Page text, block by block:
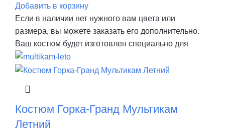
Добавить в корзину
Если в наличии нет нужного вам цвета или
размера, вы можете заказать его дополнительно.
Ваш костюм будет изготовлен специально для
Костюм Горка-Гранд Мультикам
Летний